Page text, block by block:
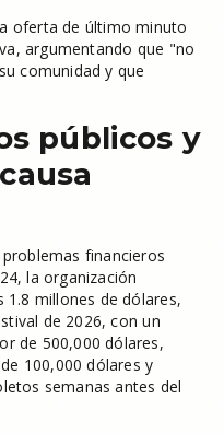
oferta de último minuto
argumentando que "no
comunidad y que
públicos y
financieros
la organización
1.8 millones de dólares,
de 2026, con un
de 500,000 dólares,
100,000 dólares y
semanas antes del